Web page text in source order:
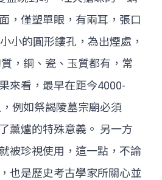
，僅塑單眼，有兩耳，張口
小的圓形鏤孔，為出煙處，
，銅、瓷、玉質都有，常
來看，最早在距今4000-
例如祭謁陵墓宗廟必須
薰爐的特殊意義。 另一方
被珍視使用，這一點，不論
也是歷史考古學家所關心並